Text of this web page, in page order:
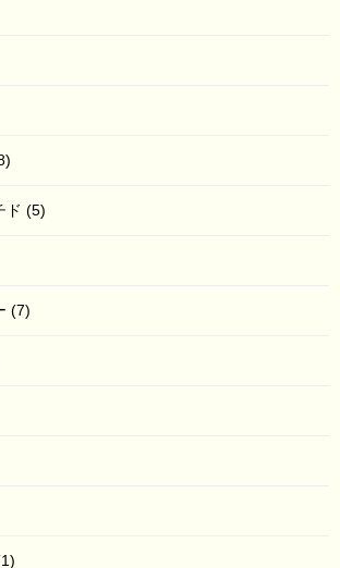
ド (5)
(7)